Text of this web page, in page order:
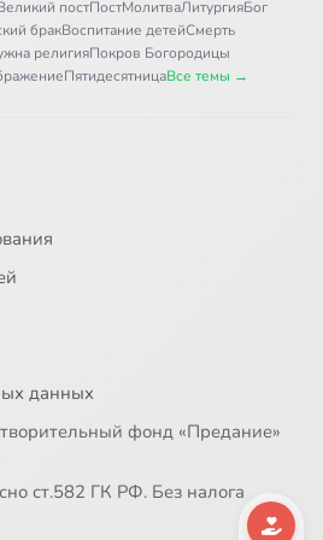
собор
монастырь
постПостМолитваЛитургияБог
бракВоспитание детейСмерть
религияПокров Богородицы
ПятидесятницаВсе темы →
данных
фонд «Предание»
ст.582 ГК РФ. Без налога